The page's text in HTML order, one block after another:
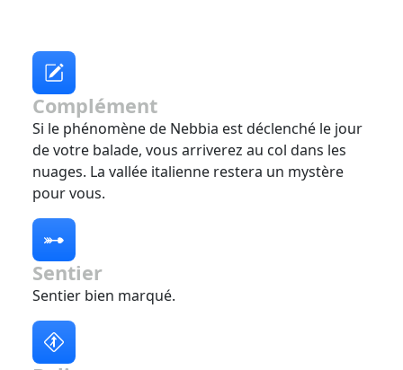
Complément
Si le phénomène de Nebbia est déclenché le jour
de votre balade, vous arriverez au col dans les
nuages. La vallée italienne restera un mystère
pour vous.
Sentier
Sentier bien marqué.